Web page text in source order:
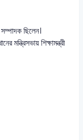
ছিলেন।
শিক্ষামন্ত্রী